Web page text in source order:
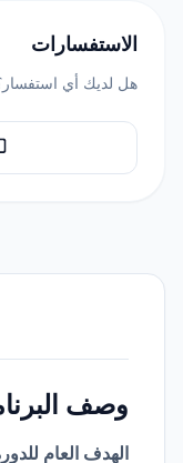
وصف
الهدف العام
الاستفسارات
هل لديك أي